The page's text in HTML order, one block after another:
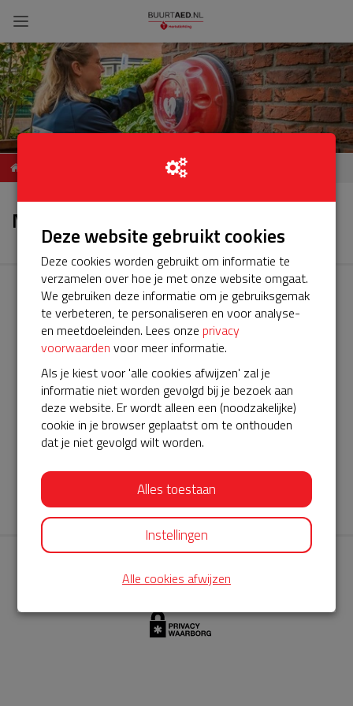
ServiceBuurtAED STRAAT,
Nieuws
AED360-ProCardio
ServiceBuurtAED wordt aangeboden door de Hartstichting en
AED360-ProCardio. Net als bij BuurtAED is AED360-ProCardio
de leverancier van het servicepakket en ontzorgen zij jou de
komende jaren. AED360-ProCardio is gespecialiseerd in de
levering en het onderhoud van Philips AED’s.
Deze website gebruikt cookies
Deze cookies worden gebruikt om informatie te
verzamelen over hoe je met onze website omgaat.
We gebruiken deze informatie om je gebruiksgemak
te verbeteren, te personaliseren en voor analyse-
en meetdoeleinden. Lees onze privacy
voorwaarden voor meer informatie.
Als je kiest voor 'alle cookies afwijzen' zal je
informatie niet worden gevolgd bij je bezoek aan
deze website. Er wordt alleen een (noodzakelijke)
cookie in je browser geplaatst om te onthouden
dat je niet gevolgd wilt worden.
Alles toestaan
Instellingen
Alle cookies afwijzen